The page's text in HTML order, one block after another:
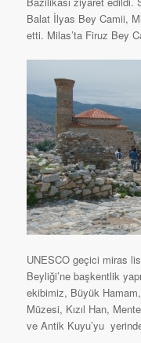
Balat İlyas Bey Camii,
etti. Milas’ta Firuz Bey
UNESCO geçici miras
Beyliği’ne başkentlik
ekibimiz, Büyük
Müzesi, Kızıl Han,
ve Antik Kuyu’yu